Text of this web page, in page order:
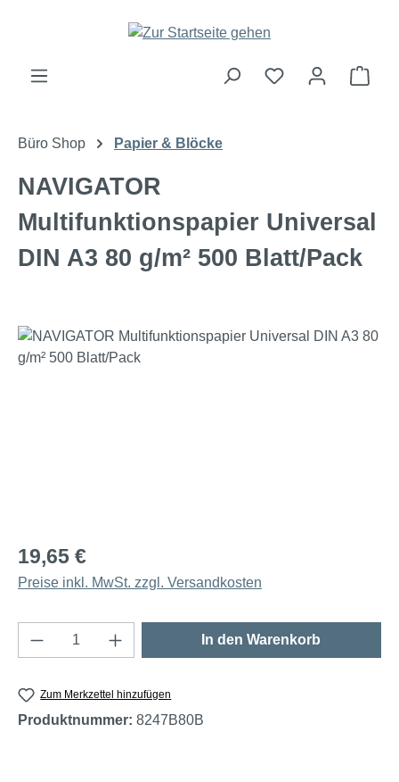
Zum Hauptinhalt springen
Büro Shop Papier & Blöcke
NAVIGATOR
Multifunktionspapier Universal
DIN A3 80 g/m² 500 Blatt/Pack
Bildergalerie überspringen
19,65 €
Preise inkl. MwSt. zzgl. Versandkosten
Produkt Anzahl: Gib den gewünschten
In den Warenkorb
Zum Merkzettel hinzufügen
Produktnummer: 8247B80B